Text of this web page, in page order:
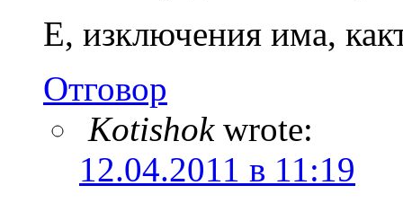
Е, изключения има,
Отговор
Kotishok wrote:
12.04.2011 в 11:19